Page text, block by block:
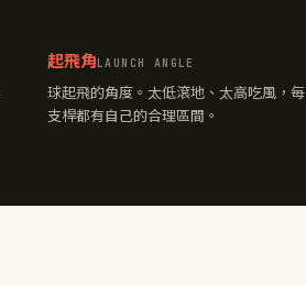
起飛角LAUNCH ANGLE
球起飛的角度。太低滾地、太高吃風，每
支桿都有自己的合理區間。